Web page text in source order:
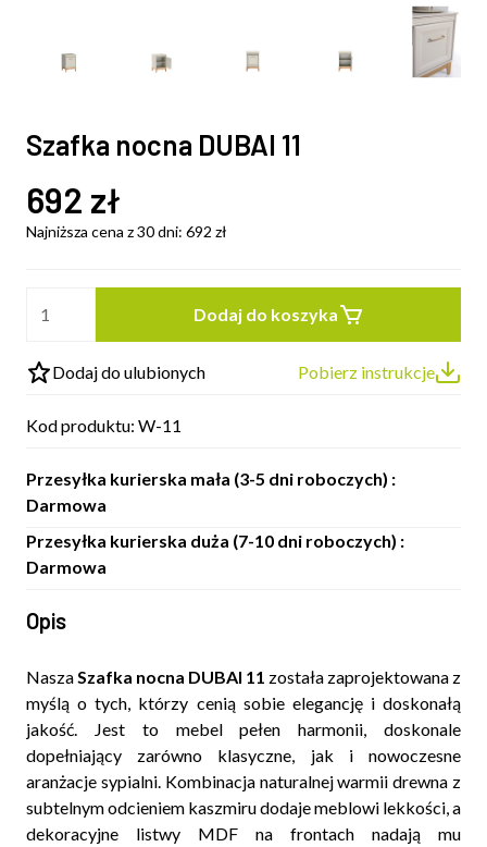
Szafka nocna DUBAI 11
692 zł
Najniższa cena z 30 dni: 692 zł
Dodaj do koszyka
Dodaj do ulubionych Pobierz instrukcje
Kod produktu: W-11
Przesyłka kurierska mała (3-5 dni roboczych) :
Darmowa
Przesyłka kurierska duża (7-10 dni roboczych) :
Darmowa
Opis
NaszaSzafka nocna DUBAI 11 została zaprojektowana z
myślą o tych, którzy cenią sobie elegancję i doskonałą
jakość. Jest to mebel pełen harmonii, doskonale
dopełniający zarówno klasyczne, jak i nowoczesne
aranżacje sypialni. Kombinacja naturalnej warmii drewna z
subtelnym odcieniem kaszmiru dodaje meblowi lekkości, a
dekoracyjne listwy MDF na frontach nadają mu